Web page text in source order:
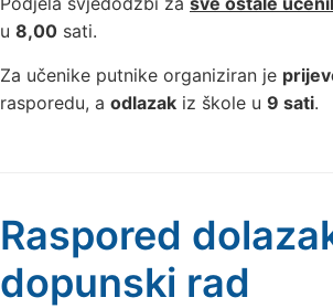
u 8,00 sati.
Za učenike putnike organiziran je
rasporedu, a odlazak iz škole u 9 sati.
Raspored
dopunski rad